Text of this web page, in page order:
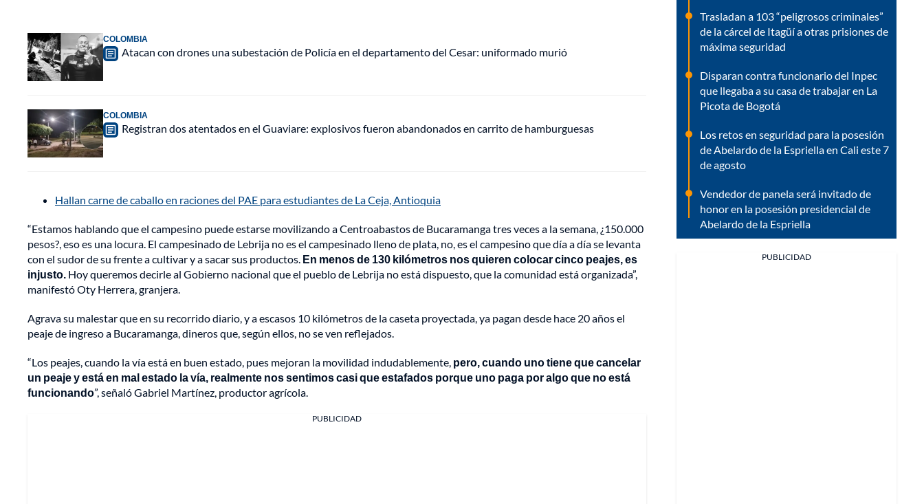
COLOMBIA
Atacan con drones una subestación de Policía en el departamento del Cesar: uniformado murió
COLOMBIA
Registran dos atentados en el Guaviare: explosivos fueron abandonados en carrito de hamburguesas
Hallan carne de caballo en raciones del PAE para estudiantes de La Ceja, Antioquia
“Estamos hablando que el campesino puede estarse movilizando a Centroabastos de Bucaramanga tres veces a la semana, ¿150.000
pesos?, eso es una locura. El campesinado de Lebrija no es el campesinado lleno de plata, no, es el campesino que día a día se levanta
con el sudor de su frente a cultivar y a sacar sus productos. En menos de 130 kilómetros nos quieren colocar cinco peajes, es
injusto. Hoy queremos decirle al Gobierno nacional que el pueblo de Lebrija no está dispuesto, que la comunidad está organizada”,
manifestó Oty Herrera, granjera.
Agrava su malestar que en su recorrido diario, y a escasos 10 kilómetros de la caseta proyectada, ya pagan desde hace 20 años el
peaje de ingreso a Bucaramanga, dineros que, según ellos, no se ven reflejados.
“Los peajes, cuando la vía está en buen estado, pues mejoran la movilidad indudablemente, pero, cuando uno tiene que cancelar
un peaje y está en mal estado la vía, realmente nos sentimos casi que estafados porque uno paga por algo que no está
funcionando”, señaló Gabriel Martínez, productor agrícola.
PUBLICIDAD
Trasladan a 103 “peligrosos criminales”
de la cárcel de Itagüí a otras prisiones de
máxima seguridad
Disparan contra funcionario del Inpec
que llegaba a su casa de trabajar en La
Picota de Bogotá
Los retos en seguridad para la posesión
de Abelardo de la Espriella en Cali este 7
de agosto
Vendedor de panela será invitado de
honor en la posesión presidencial de
Abelardo de la Espriella
PUBLICIDAD